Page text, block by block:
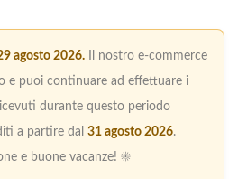
agosto 2026. Il nostro e-commerce
e puoi continuare ad effettuare i
durante questo periodo
a partire dal 31 agosto 2026.
e buone vacanze! ☀️